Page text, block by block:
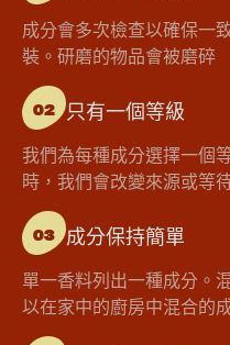
成分會多次檢查以確保一
裝。研磨的物品會被磨碎
02 只有一個等級
我們為每種成分選擇一個
時，我們會改變來源或等
03 成分保持簡單
單一香料列出一種成分。
以在家中的廚房中混合的